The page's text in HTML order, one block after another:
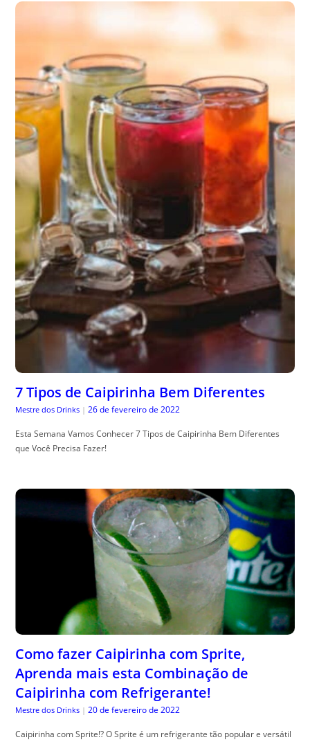
7 Tipos de Caipirinha Bem Diferentes
Mestre dos Drinks | 26 de fevereiro de 2022
Esta Semana Vamos Conhecer 7 Tipos de Caipirinha Bem Diferentes
que Você Precisa Fazer!
Como fazer Caipirinha com Sprite,
Aprenda mais esta Combinação de
Caipirinha com Refrigerante!
Mestre dos Drinks | 20 de fevereiro de 2022
Caipirinha com Sprite!? O Sprite é um refrigerante tão popular e versátil